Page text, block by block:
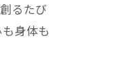
るたび
身体も